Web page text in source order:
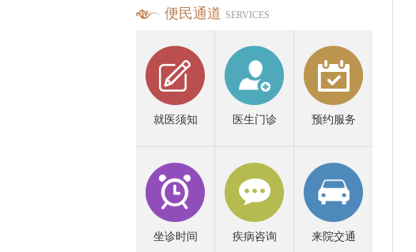
便民通道 SERVICES
就医须知 医生门诊 预约服务
坐诊时间 疾病咨询 来院交通